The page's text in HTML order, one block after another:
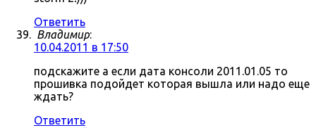
Ответить
Владимир:
10.04.2011 в 17:50
подскажите а если дата консоли 2011.01.05 то
прошивка подойдет которая вышла или надо еще
ждать?
Ответить